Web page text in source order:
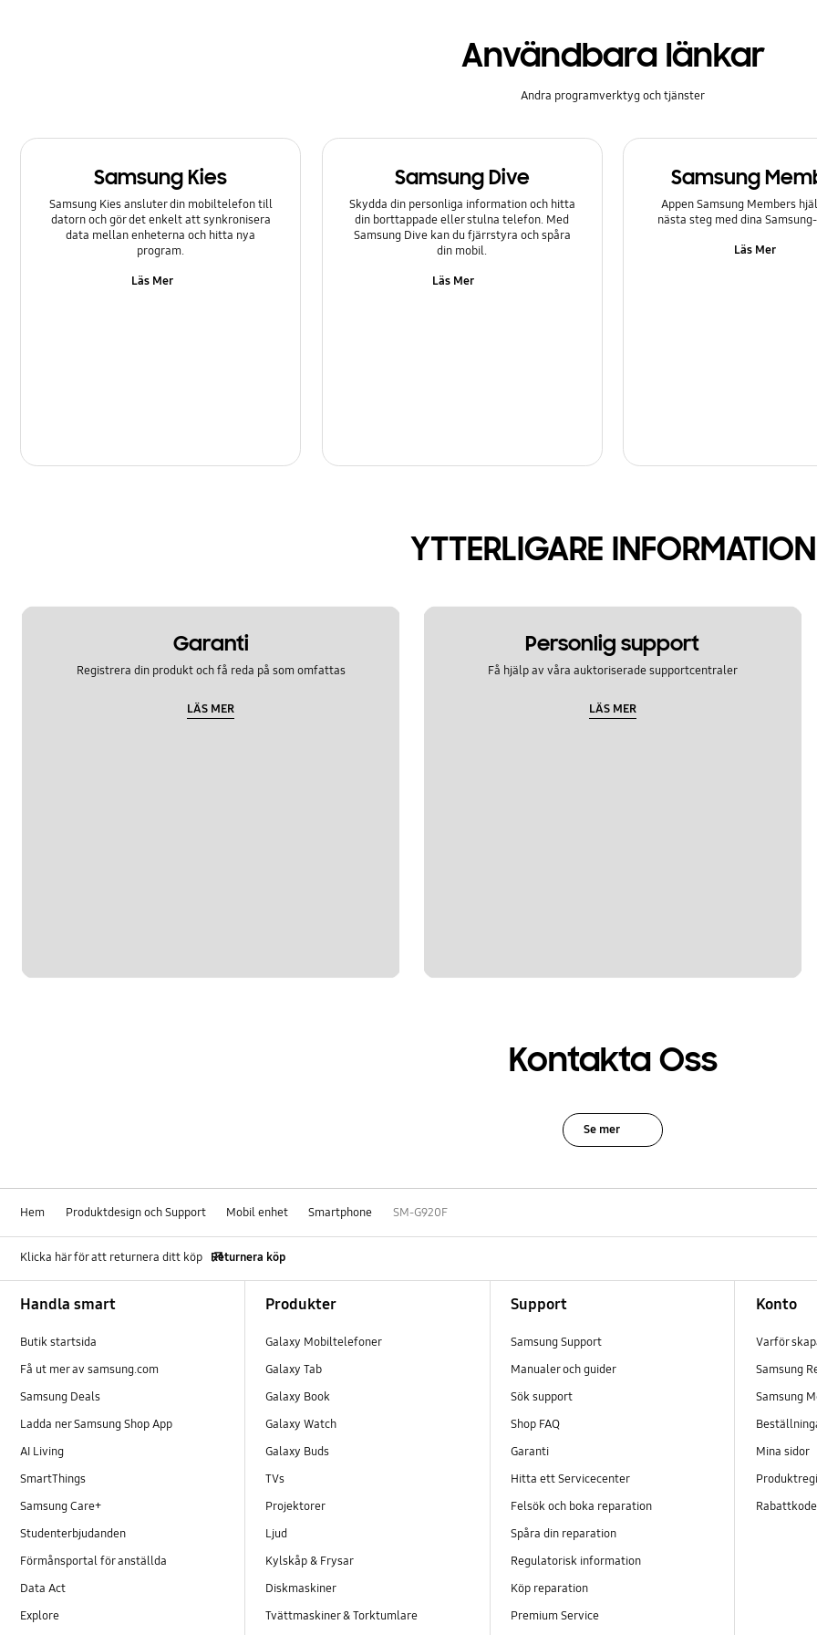
Säkerhetskopiering & återställning
Användbara länkar
Andra programverktyg och tjänster
Samsung Kies
Samsung Kies ansluter din mobiltelefon till
datorn och gör det enkelt att synkronisera
data mellan enheterna och hitta nya
program.
Läs Mer
Samsung Dive
Skydda din personliga information och hitta
din borttappade eller stulna telefon. Med
Samsung Dive kan du fjärrstyra och spåra
din mobil.
Läs Mer
Samsung
Appen Samsung Members
nästa steg med dina
Läs Mer
YTTERLIGARE INFORMATION
Garanti
Registrera din produkt och få reda på som omfattas
LÄS MER
Personlig support
Få hjälp av våra auktoriserade supportcentraler
LÄS MER
Kontakta Oss
Se mer
Hem Produktdesign och Support Mobil enhet Smartphone SM-G920F
Klicka här för att returnera ditt köp Returnera köp
Handla smart
Butik startsida
Få ut mer av samsung.com
Samsung Deals
Ladda ner Samsung Shop App
AI Living
SmartThings
Samsung Care+
Studenterbjudanden
Förmånsportal för anställda
Data Act
Explore
Produkter
Galaxy Mobiltelefoner
Galaxy Tab
Galaxy Book
Galaxy Watch
Galaxy Buds
TVs
Projektorer
Ljud
Kylskåp & Frysar
Diskmaskiner
Tvättmaskiner & Torktumlare
Support
Samsung Support
Manualer och guider
Sök support
Shop FAQ
Garanti
Hitta ett Servicecenter
Felsök och boka reparation
Spåra din reparation
Regulatorisk information
Köp reparation
Premium Service
Konto
Varför
Samsung
Samsung
Mina sidor